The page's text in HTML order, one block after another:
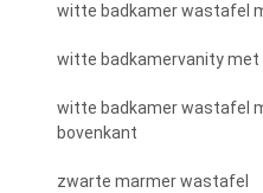
witte badkamer wastafel
witte badkamervanity met
witte badkamer wastafel
bovenkant
zwarte marmer wastafel